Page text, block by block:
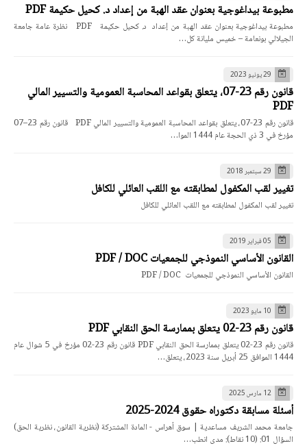
مطبوعة بيداغوجية بعنوان عقد الهبة من إعداد د. كحيل حكيمة PDF
مطبوعة بيداغوجية بعنوان عقد الهبة من إعداد د. كحيل حكيمة PDF نظرة عامة جامعة
الجيلالي بونعامة – خميس مليانة كل…
29 يونيو 2023
قانون رقم 23-07، يتعلق بقواعد المحاسبة العمومية والتسيير المالي
PDF
قانون رقم 23-07، يتعلق بقواعد المحاسبة العمومية والتسيير المالي PDF قانون رقم 23–07
مؤرخ في 3 ذي الحجة عام 1444 الموا…
29 سبتمبر 2018
تغيير لقب المكفول لمطابقته مع اللقب العائلي للكافل
تغيير لقب المكفول لمطابقته مع اللقب العائلي للكافل
05 فبراير 2019
القانون الأساسي النموذجي للجمعيات PDF / DOC
القانون الأساسي النموذجي للجمعيات PDF / DOC
10 مايو 2023
قانون رقم 23-02 يتعلق بممارسة الحق النقابي PDF
قانون رقم 23-02 يتعلق بممارسة الحق النقابي PDF قانون رقم 23-02 مؤرخ في 5 شوال عام
1444 الموافق 25 أبريل سنة 2023، يتعلق…
12 مارس 2025
أسئلة مسابقة دكتوراه حقوق 2024-2025
جامعة محمد الشريف مساعدية | سوق أهراس - المادة المشتركة (نظرية القانون، نظرية الحق)
السؤال 01: (10 نقاط): مدى انطب…